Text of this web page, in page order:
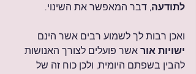
לתודעה, דבר המאפשר את השינוי.
ואכן רבות לך לשמוע רבים אשר הינם
ישויות אור אשר פועלים לצורך האנושות
להבין בשפתם היומית, ולכן כוח זה של